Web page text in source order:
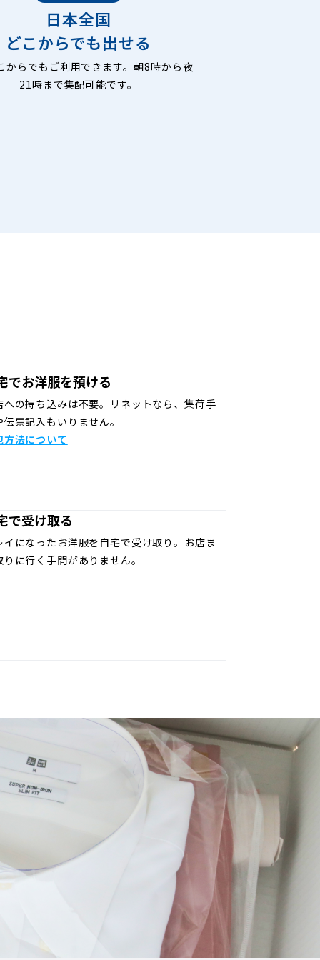
日本全国
どこからでも出せる
からでもご利用できます。朝8時から夜
21時まで集配可能です。
でお洋服を預ける
への持ち込みは不要。リネットなら、集荷手
伝票記入もいりません。
方法について
で受け取る
イになったお洋服を自宅で受け取り。お店ま
りに行く手間がありません。